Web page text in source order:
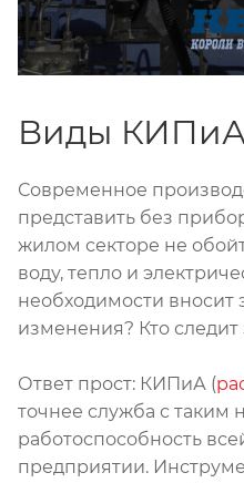
Виды
Современное
представить без
жилом секторе не
воду, тепло и
необходимости вносит
изменения? Кто следит
Ответ прост: КИПиА (
точнее служба с таким
работоспособность
предприятии.